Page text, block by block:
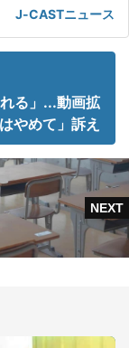
J-CASTニュース
る」...動画拡
やめて」訴え